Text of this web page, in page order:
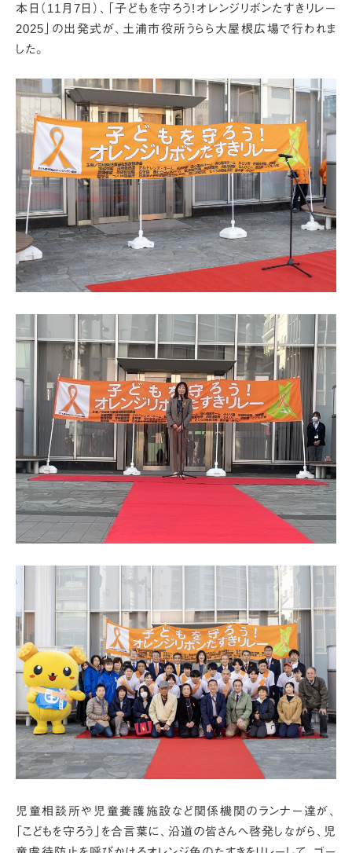
本日（11月7日）、「子どもを守ろう!オレンジリボンたすきリレー
2025」の出発式が、 土浦市役所うらら大屋根広場で行われま
した。
児童相談所や児童養護施設など関係機関のランナー達が、
「こどもを守ろう」を合言葉に、沿道の皆さんへ啓発しながら、 児